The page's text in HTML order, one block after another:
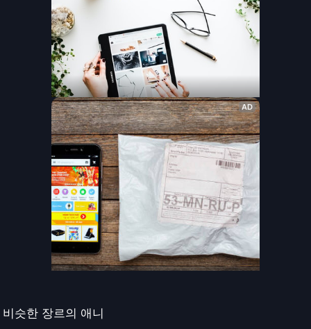
비슷한 장르의 애니